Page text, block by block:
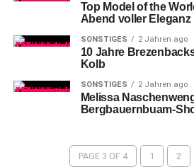
Top Model of the
Abend voller Eleganz
SONSTIGES 2 Jahren ago
10 Jahre
Kolb
SONSTIGES 2 Jahren ago
Melissa
Bergbauernbuam-
PAGE 3 OF 4 1 2